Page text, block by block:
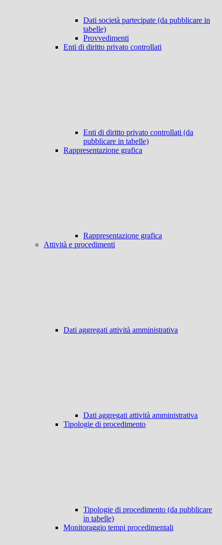
Dati società partecipate (da pubblicare in
tabelle)
Provvedimenti
Enti di diritto privato controllati
Enti di diritto privato controllati (da
pubblicare in tabelle)
Rappresentazione grafica
Rappresentazione grafica
Attività e procedimenti
Dati aggregati attività amministrativa
Dati aggregati attività amministrativa
Tipologie di procedimento
Tipologie di procedimento (da pubblicare
in tabelle)
Monitoraggio tempi procedimentali